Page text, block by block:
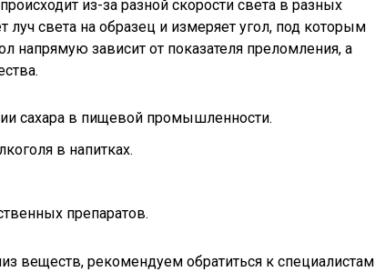
из-за разной скорости света в разных
луч света на образец и измеряет угол, под которым
напрямую зависит от показателя преломления, а
сахара в пищевой промышленности.
в напитках.
препаратов.
веществ, рекомендуем обратиться к специалистам